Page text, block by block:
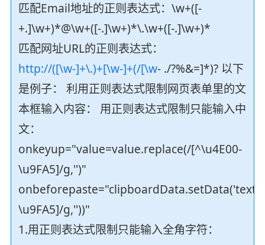
匹配Email地址的正则表达式：\w+([-
+.]\w+)*@\w+([-.]\w+)*\.\w+([-.]\w+)*
匹配网址URL的正则表达式：
http://([\w-]+\.)+[\w-]+(/[\w- ./?%&=]*)? 以下
是例子： 利用正则表达式限制网页表单里的文
本框输入内容： 用正则表达式限制只能输入中
文：
onkeyup="value=value.replace(/[^\u4E00-
\u9FA5]/g,'')"
\u9FA5]/g,''))"
1.用正则表达式限制只能输入全角字符：